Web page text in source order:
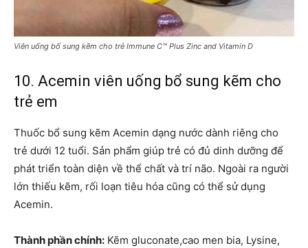
Viên uống bổ sung kẽm cho trẻ Immune C™ Plus Zinc and Vitamin D
10. Acemin viên uống bổ sung kẽm cho
trẻ em
Thuốc bổ sung kẽm Acemin dạng nước dành riêng cho
trẻ dưới 12 tuổi. Sản phẩm giúp trẻ có đủ dinh dưỡng để
phát triển toàn diện về thể chất và trí não. Ngoài ra người
lớn thiếu kẽm, rối loạn tiêu hóa cũng có thể sử dụng
Acemin.
Thành phần chính: Kẽm gluconate,cao men bia, Lysine,